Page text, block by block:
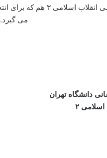
می گیرد.
دانشگاه تهران
۲